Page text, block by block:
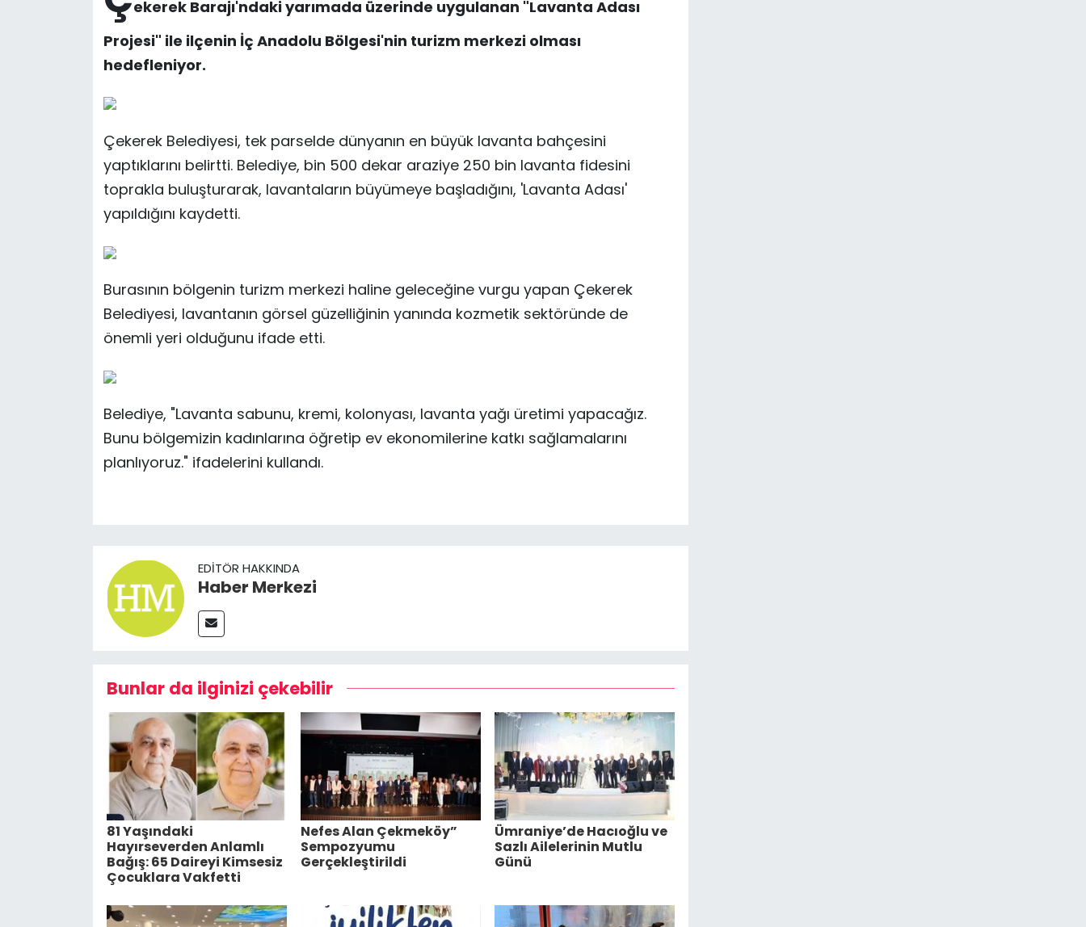
ekerek Barajı'ndaki yarımada üzerinde uygulanan "Lavanta Adası
Projesi" ile ilçenin İç Anadolu Bölgesi'nin turizm merkezi olması
hedefleniyor.
Çekerek Belediyesi, tek parselde dünyanın en büyük lavanta bahçesini
yaptıklarını belirtti. Belediye, bin 500 dekar araziye 250 bin lavanta fidesini
toprakla buluşturarak, lavantaların büyümeye başladığını, 'Lavanta Adası'
yapıldığını kaydetti.
Burasının bölgenin turizm merkezi haline geleceğine vurgu yapan Çekerek
Belediyesi, lavantanın görsel güzelliğinin yanında kozmetik sektöründe de
önemli yeri olduğunu ifade etti.
Belediye, "Lavanta sabunu, kremi, kolonyası, lavanta yağı üretimi yapacağız.
Bunu bölgemizin kadınlarına öğretip ev ekonomilerine katkı sağlamalarını
planlıyoruz." ifadelerini kullandı.
EDITÖR HAKKINDA
Haber Merkezi
Bunlar da ilginizi çekebilir
81 Yaşındaki
Hayırseverden Anlamlı
Bağış: 65 Daireyi Kimsesiz
Çocuklara Vakfetti
Nefes Alan Çekmeköy”
Sempozyumu
Gerçekleştirildi
Ümraniye’de Hacıoğlu ve
Sazlı Ailelerinin Mutlu
Günü